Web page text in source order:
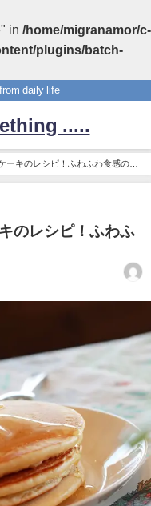
in /home/migranamor/c-
plugins/batch-
daily life
.....
ーキのレシピ！ふわふわ食感の作
のレシピ！ふわふ